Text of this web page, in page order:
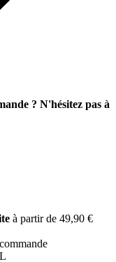
? N'hésitez pas à
à partir de 49,90 €